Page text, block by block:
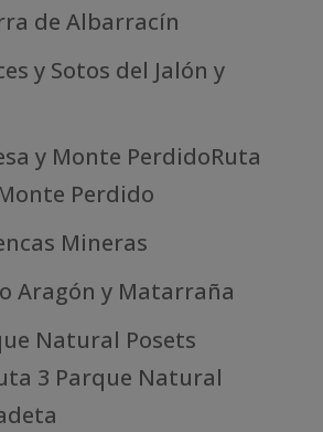
de Albarracín
y Sotos del Jalón y
y Monte PerdidoRuta
Perdido
Mineras
Aragón y Matarraña
Natural Posets
3 Parque Natural